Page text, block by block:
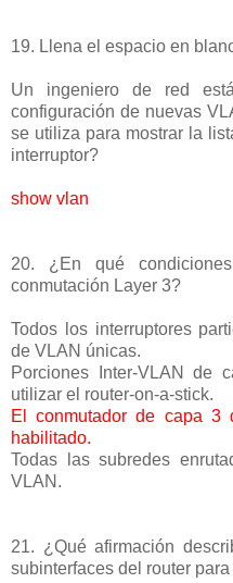
19. Llena el espacio en
Un ingeniero de red
configuración de nuevas
se utiliza para mostrar la
interruptor?
show vlan
20. ¿En qué
conmutación Layer 3?
Todos los interruptores
de VLAN únicas.
Porciones Inter-VLAN de
utilizar el router-on-a-stick.
El conmutador de capa 3
habilitado.
Todas las subredes
VLAN.
21. ¿Qué afirmación
subinterfaces del router